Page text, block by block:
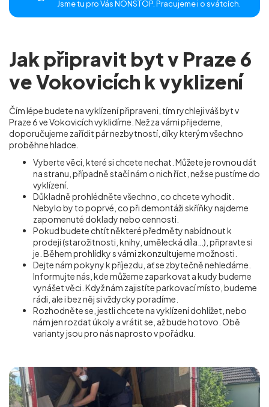
Jsme tu pro Vás NONSTOP. Pracujeme i o svátcích.
Jak připravit byt v Praze 6
ve Vokovicích k vyklizení
Čím lépe budete na vyklízení připraveni, tím rychleji váš byt v
Praze 6 ve Vokovicích vyklidíme. Než za vámi přijedeme,
doporučujeme zařídit pár nezbytností, díky kterým všechno
proběhne hladce.
Vyberte věci, které si chcete nechat. Můžete je rovnou dát
na stranu, případně stačí nám o nich říct, než se pustíme do
vyklízení.
Důkladně prohlédněte všechno, co chcete vyhodit.
Nebylo by to poprvé, co při demontáži skříňky najdeme
zapomenuté doklady nebo cennosti.
Pokud budete chtít některé předměty nabídnout k
prodeji (starožitnosti, knihy, umělecká díla…), připravte si
je. Během prohlídky s vámi zkonzultujeme možnosti.
Dejte nám pokyny k příjezdu, ať se zbytečně nehledáme.
Informujte nás, kde můžeme zaparkovat a kudy budeme
vynášet věci. Když nám zajistíte parkovací místo, budeme
rádi, ale i bez něj si vždycky poradíme.
Rozhodněte se, jestli chcete na vyklízení dohlížet, nebo
nám jen rozdat úkoly a vrátit se, až bude hotovo. Obě
varianty jsou pro nás naprosto v pořádku.